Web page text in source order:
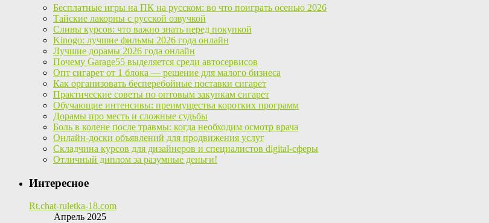
Бесплатные игры на ПК на русском: во что поиграть осенью 2026
Тайские лакорны с русской озвучкой
Сливы курсов: что важно знать перед покупкой
Kinogo: лучшие фильмы 2026 года онлайн
Лучшие дорамы 2026 года онлайн
Почему Garage55 выделяется среди автосервисов
Опт сигарет от 1 блока — решение для малого бизнеса
Как организовать бесперебойные поставки сигарет
Практические советы по оптовым закупкам сигарет
Обучающие интенсивы: преимущества коротких программ
Дорамы про месть и сложные судьбы
Боль в колене после травмы: когда необходим осмотр врача
Онлайн-доски объявлений для продвижения услуг
Складчина курсов для дизайнеров и специалистов digital-сферы
Отличный диплом за разумные деньги!
Интересное
Rt.chat-ruletka-18.com
Апрель 2025